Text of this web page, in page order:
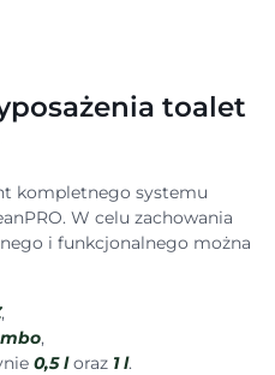
toalet
kompletnego systemu
W celu zachowania
i funkcjonalnego można
,
,
0,5 loraz 1 l.